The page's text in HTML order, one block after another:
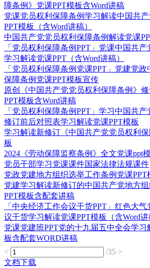
障条例》党课PPT模板含Word讲稿
党课党员权利保障条例学习解读中国共
PPT模板（含Word讲稿）
中国共产党党员权利保障条例解读党课
「党员权利保障条例PPT」党课中国共
学习解读党课PPT（含Word讲稿）
「党员权利保障条例党课PPT」党建党
保障条例党课PPT模板宣传
原创《中国共产党党员权利保障条例》
PPT模板含Word讲稿
「党员权利保障条例PPT」学习中国共
修订前后对照表学习解读党课PPT模板
学习解读新修订《中国共产党党员权利
板
2024《劳动保障监察条例》全文党课ppt
党员干部学习党课课件国家法律法规课件
党政党建地方组织选举工作条例党课PPT
党建学习解读新修订的中国共产党地方
PPT模板含配套讲稿
「中央经济工作会议干货PPT」红色大
议干货学习解读党课PPT模板（含Word讲
党课党建班PPT党的十九届五中全会学习
板含配套WORD讲稿
<
/35 >
文档下载